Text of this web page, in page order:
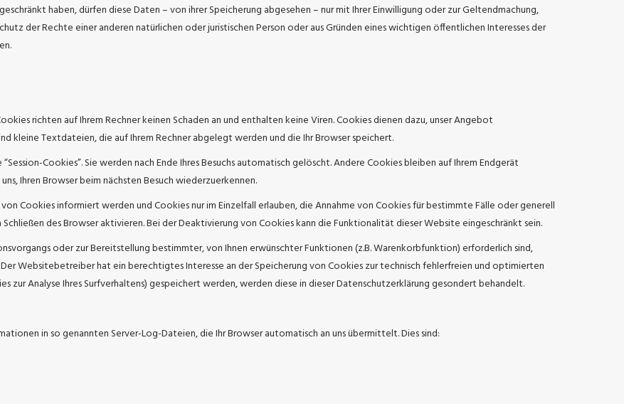
haben, dürfen diese Daten – von ihrer Speicherung abgesehen – nur mit Ihrer Einwilligung oder zur Geltendmachung,
der Rechte einer anderen natürlichen oder juristischen Person oder aus Gründen eines wichtigen öffentlichen Interesses der
richten auf Ihrem Rechner keinen Schaden an und enthalten keine Viren. Cookies dienen dazu, unser Angebot
kleine Textdateien, die auf Ihrem Rechner abgelegt werden und die Ihr Browser speichert.
Cookies”. Sie werden nach Ende Ihres Besuchs automatisch gelöscht. Andere Cookies bleiben auf Ihrem Endgerät
Ihren Browser beim nächsten Besuch wiederzuerkennen.
Cookies informiert werden und Cookies nur im Einzelfall erlauben, die Annahme von Cookies für bestimmte Fälle oder generell
des Browser aktivieren. Bei der Deaktivierung von Cookies kann die Funktionalität dieser Website eingeschränkt sein.
oder zur Bereitstellung bestimmter, von Ihnen erwünschter Funktionen (z.B. Warenkorbfunktion) erforderlich sind,
Websitebetreiber hat ein berechtigtes Interesse an der Speicherung von Cookies zur technisch fehlerfreien und optimierten
zur Analyse Ihres Surfverhaltens) gespeichert werden, werden diese in dieser Datenschutzerklärung gesondert behandelt.
in so genannten Server-Log-Dateien, die Ihr Browser automatisch an uns übermittelt. Dies sind: